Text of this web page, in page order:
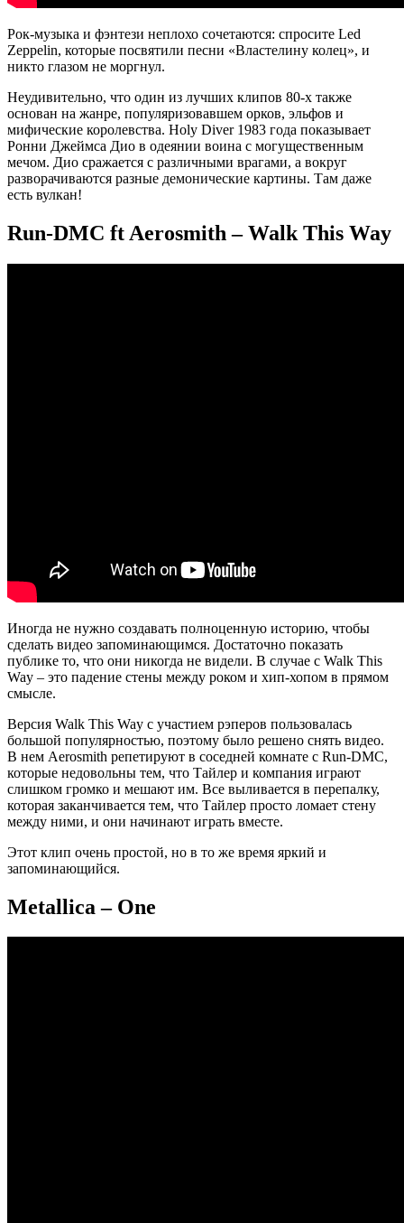
Рок-музыка и фэнтези неплохо сочетаются: спросите Led
Zeppelin, которые посвятили песни «Властелину колец», и
никто глазом не моргнул.
Неудивительно, что один из лучших клипов 80-х также
основан на жанре, популяризовавшем орков, эльфов и
мифические королевства. Holy Diver 1983 года показывает
Ронни Джеймса Дио в одеянии воина с могущественным
мечом. Дио сражается с различными врагами, а вокруг
разворачиваются разные демонические картины. Там даже
есть вулкан!
Run-DMC ft Aerosmith – Walk This Way
Иногда не нужно создавать полноценную историю, чтобы
сделать видео запоминающимся. Достаточно показать
публике то, что они никогда не видели. В случае с Walk This
Way – это падение стены между роком и хип-хопом в прямом
смысле.
Версия Walk This Way с участием рэперов пользовалась
большой популярностью, поэтому было решено снять видео.
В нем Aerosmith репетируют в соседней комнате с Run-DMC,
которые недовольны тем, что Тайлер и компания играют
слишком громко и мешают им. Все выливается в перепалку,
которая заканчивается тем, что Тайлер просто ломает стену
между ними, и они начинают играть вместе.
Этот клип очень простой, но в то же время яркий и
запоминающийся.
Metallica – One